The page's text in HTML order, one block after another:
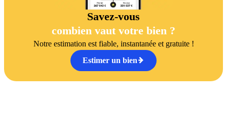
Savez-vous
combien vaut votre bien ?
Notre estimation est fiable, instantanée et gratuite !
Estimer un bien